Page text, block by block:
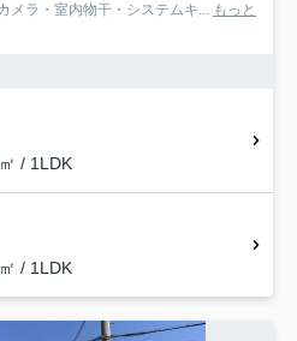
メラ・室内物干・システムキ... もっと
/ 1LDK
/ 1LDK